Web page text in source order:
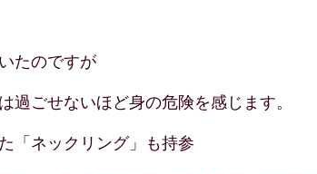
たのですが
ごせないほど身の危険を感じます。
「ネックリング」も持参